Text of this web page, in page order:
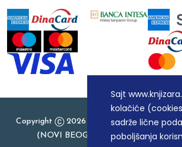
Sajt
kolačiće
sadrže lične
poboljšanja
Copyright
2026 Knjizara.com - MAKART
(NOVI BEOGRAD), PIB: 105184104,